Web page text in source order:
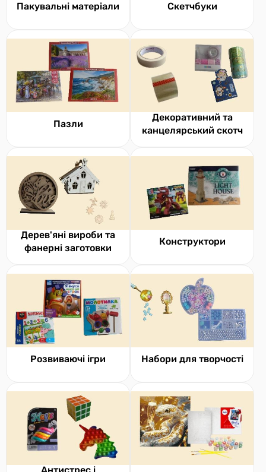
Пакувальні матеріали Скетчбуки
Пазли
Декоративний та
канцелярський скотч
Дерев'яні вироби та
фанерні заготовки
Конструктори
Розвиваючі ігри Набори для творчості